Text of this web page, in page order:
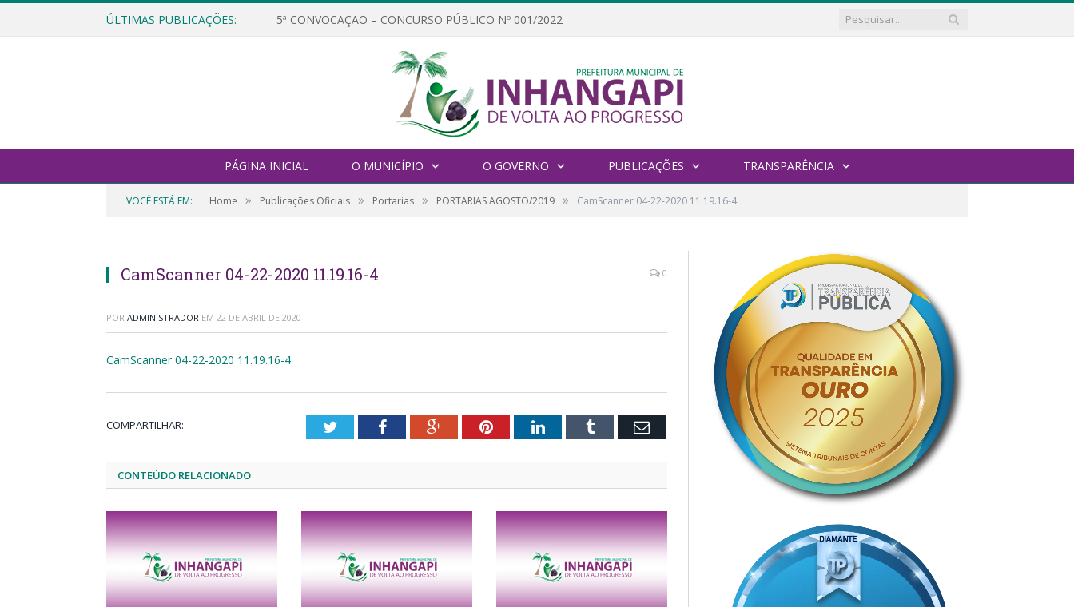
ÚLTIMAS PUBLICAÇÕES: 5ª CONVOCAÇÃO – CONCURSO PÚBLICO Nº 001/2022
PÁGINA INICIAL O MUNICÍPIO O GOVERNO PUBLICAÇÕES TRANSPARÊNCIA
VOCÊ ESTÁ EM: Home » Publicações Oficiais » Portarias » PORTARIAS AGOSTO/2019 » CamScanner 04-22-2020 11.19.16-4
CamScanner 04-22-2020 11.19.16-4 0
POR ADMINISTRADOR EM 22 DE ABRIL DE 2020
CamScanner 04-22-2020 11.19.16-4
COMPARTILHAR: TwitterFacebookGoogle+PinterestLinkedInTumblr Email
CONTEÚDO RELACIONADO